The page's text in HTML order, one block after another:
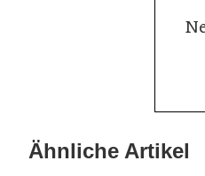
Ähnliche Artikel
Neun von zehn Betrieben